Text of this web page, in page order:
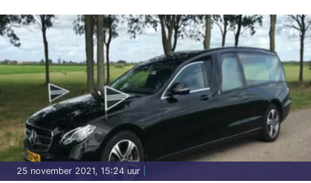
25 november 2021, 15:24 uur